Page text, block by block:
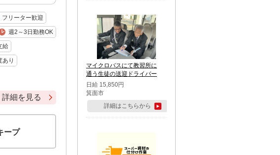
フリーター歓迎
週2～3日勤務OK
給
あり
詳細を見る
ープ
マイクロバスにて教習所に
通う生徒の送迎ドライバー
日給 15,850円
箕面市
詳細はこちらから